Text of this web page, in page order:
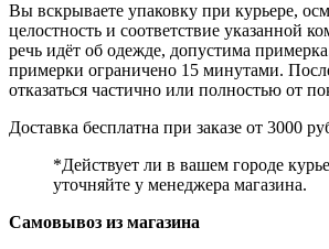
Вы вскрываете упаковку при курьере,
целостность и соответствие указанной
речь идёт об одежде, допустима
примерки ограничено 15 минутами.
отказаться частично или полностью от
Доставка бесплатна при заказе от 3000
*Действует ли в вашем городе
уточняйте у менеджера магазина.
Самовывоз из магазина